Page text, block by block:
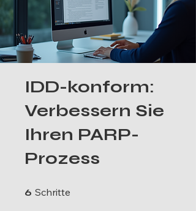
IDD-konform:
Verbessern Sie
Ihren PARP-
Prozess
6 Schritte